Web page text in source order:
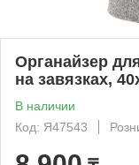
Органайзер
на завязках,
В наличии
Код: Я47543